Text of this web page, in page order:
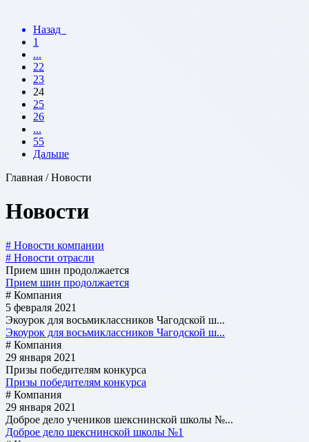
Назад
1
...
22
23
24
25
26
...
55
Дальше
Главная / Новости
Новости
# Новости компании
# Новости отрасли
Прием шин продолжается
Прием шин продолжается
# Компания
5 февраля 2021
Экоурок для восьмиклассников Чагодской ш...
Экоурок для восьмиклассников Чагодской ш...
# Компания
29 января 2021
Призы победителям конкурса
Призы победителям конкурса
# Компания
29 января 2021
Доброе дело учеников шекснинской школы №...
Доброе дело шекснинской школы №1